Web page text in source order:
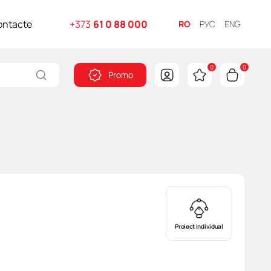
+373 61 0 88 000 RO РУС ENG
Promo
0 0
Proiect individual